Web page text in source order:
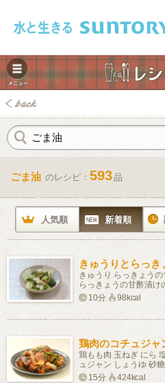
ごま油 のレシピ： 593品
人気順 新着順
きゅうりとらっき
きゅうり らっきょう
らっきょうの甘酢漬け
10分
98kcal
鶏肉のコチュジャ
鶏もも肉 玉ねぎ にら
ュジャン しょうゆ 砂
15分
424kcal